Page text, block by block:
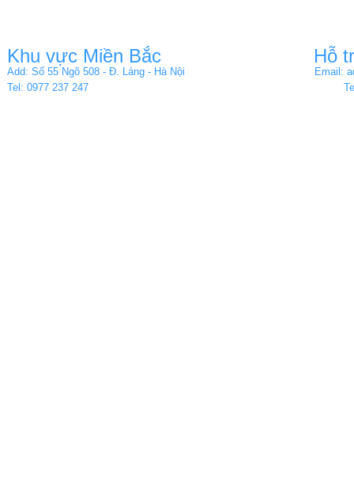
Khu vực Miền Bắc
Add: Số 55 Ngõ 508 - Đ. Láng - Hà Nội
Tel: 0977 237 247
Hỗ
Email: